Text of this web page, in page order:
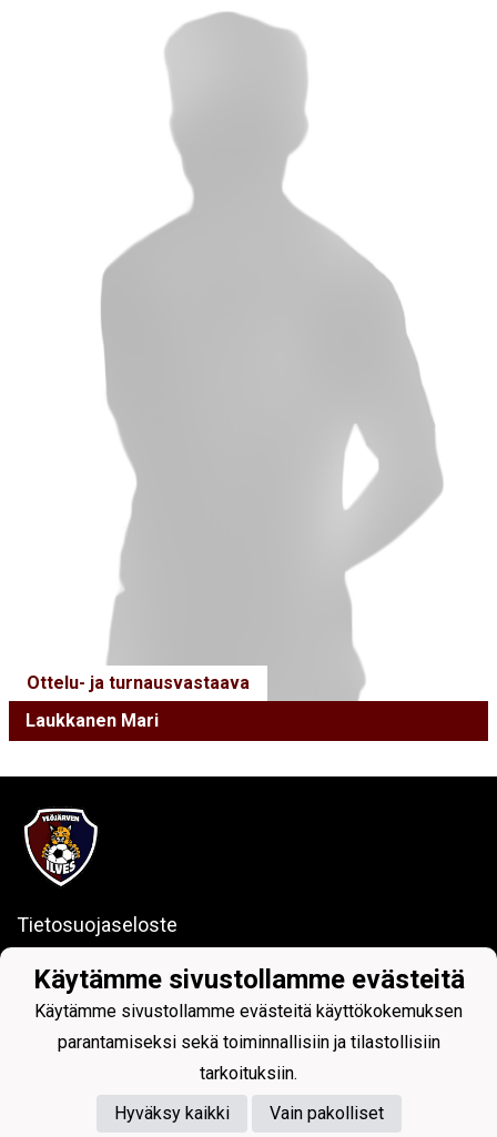
Ottelu- ja turnausvastaava
Laukkanen Mari
Tietosuojaseloste
Ylöjärven Ilves ry
Kuruntie 26, 33480 Ylöjärvi
y-tunnus: 1017797-7
Käytämme sivustollamme evästeitä
Käytämme sivustollamme evästeitä käyttökokemuksen
parantamiseksi sekä toiminnallisiin ja tilastollisiin
tarkoituksiin.
Hyväksy kaikki
Vain pakolliset